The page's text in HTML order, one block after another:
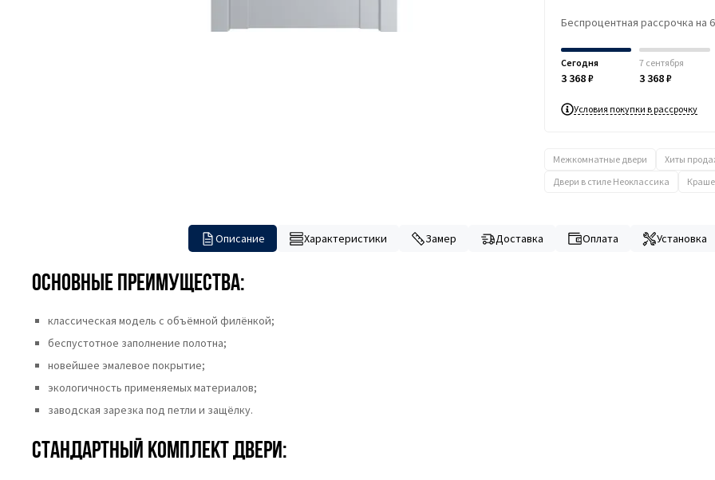
Беспроцентная рассрочка на
Сегодня
3 368 ₽
7 сентября
3 368 ₽
Условия покупки в рассрочку
Межкомнатные двери Хиты
Двери в стиле Неоклассика
Описание Характеристики Замер Доставка Оплата Установка
Основные преимущества:
классическая модель с объёмной филёнкой;
беспустотное заполнение полотна;
новейшее эмалевое покрытие;
экологичность применяемых материалов;
заводская зарезка под петли и защёлку.
Стандартный комплект двери: